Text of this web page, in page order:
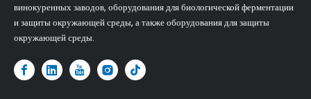
винокуренных заводов, оборудования для биологической ферментации
и защиты окружающей среды, а также оборудования для защиты
окружающей среды.​